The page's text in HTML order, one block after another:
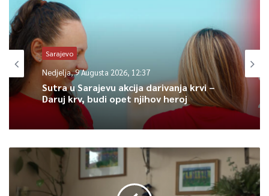
Sarajevo
Nedjelja, 9 Augusta 2026, 12:37
Sutra u Sarajevu akcija darivanja krvi –
Daruj krv, budi opet njihov heroj